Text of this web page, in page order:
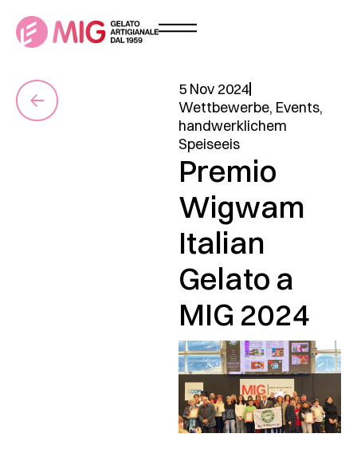
5 Nov 2024
Wettbewerbe, Events,
handwerklichem
Speiseeis
Premio
Wigwam
Italian
Gelato a
MIG 2024